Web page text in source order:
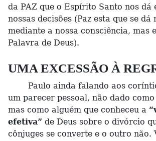
da PAZ que o Espírito Santo nos dá
nossas decisões (Paz esta que se dá
mediante a nossa consciência, mas
Palavra de Deus).
UMA EXCESSÃO À
Paulo ainda falando aos
um parecer pessoal, não dado
mas como alguém que conheceu a
efetiva” de Deus sobre o divórcio
cônjuges se converte e o outro não.